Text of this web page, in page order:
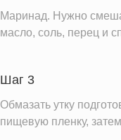
Добавленный сахар
Маринад. Нужно
масло, соль, перец и
Шаг 3
Обмазать утку
пищевую пленку,